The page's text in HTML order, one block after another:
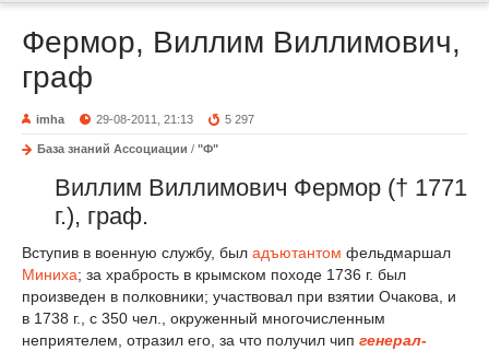
Фермор, Виллим Виллимович,
граф
imha 29-08-2011, 21:13 5 297
База знаний Ассоциации / "Ф"
Виллим Виллимович Фермор († 1771
г.), граф.
Вступив в военную службу, был адъютантом фельдмаршал
Миниха; за храбрость в крымском походе 1736 г. был
произведен в полковники; участвовал при взятии Очакова, и
в 1738 г., с 350 чел., окруженный многочисленным
неприятелем, отразил его, за что получил чип генерал-